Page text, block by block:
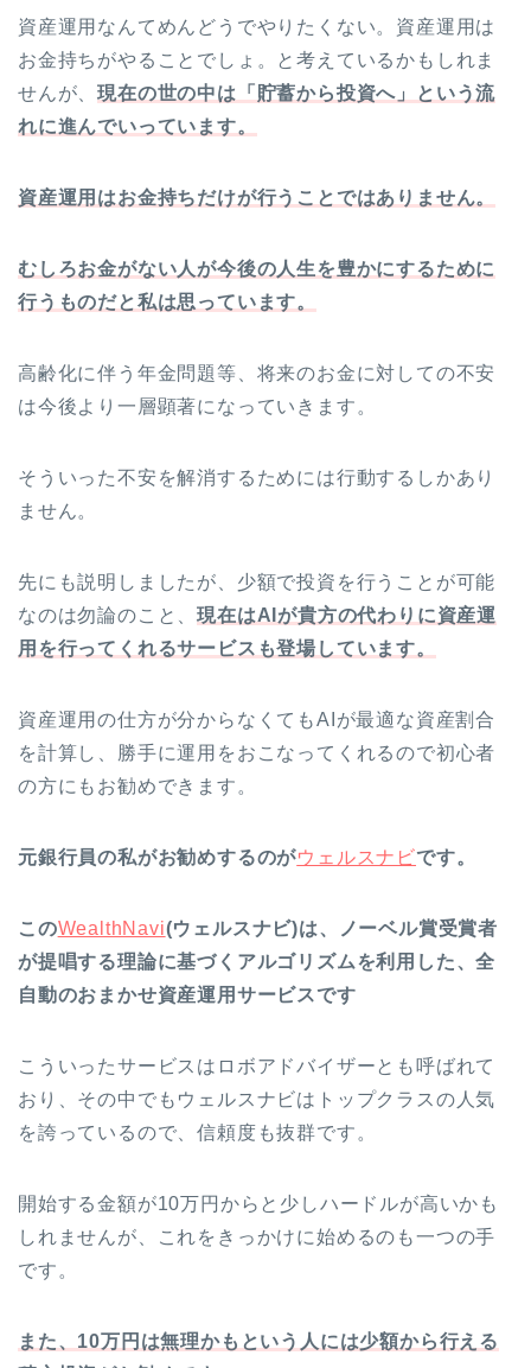
資産運用なんてめんどうでやりたくない。資産運用は
お金持ちがやることでしょ。と考えているかもしれま
せんが、現在の世の中は「貯蓄から投資へ」という流
れに進んでいっています。
資産運用はお金持ちだけが行うことではありません。
むしろお金がない人が今後の人生を豊かにするために
行うものだと私は思っています。
高齢化に伴う年金問題等、将来のお金に対しての不安
は今後より一層顕著になっていきます。
そういった不安を解消するためには行動するしかあり
ません。
先にも説明しましたが、少額で投資を行うことが可能
なのは勿論のこと、現在はAIが貴方の代わりに資産運
用を行ってくれるサービスも登場しています。
資産運用の仕方が分からなくてもAIが最適な資産割合
を計算し、勝手に運用をおこなってくれるので初心者
の方にもお勧めできます。
元銀行員の私がお勧めするのがウェルスナビです。
このWealthNavi(ウェルスナビ)は、ノーベル賞受賞者
が提唱する理論に基づくアルゴリズムを利用した、全
自動のおまかせ資産運用サービスです
こういったサービスはロボアドバイザーとも呼ばれて
おり、その中でもウェルスナビはトップクラスの人気
を誇っているので、信頼度も抜群です。
開始する金額が10万円からと少しハードルが高いかも
しれませんが、これをきっかけに始めるのも一つの手
です。
また、10万円は無理かもという人には少額から行える